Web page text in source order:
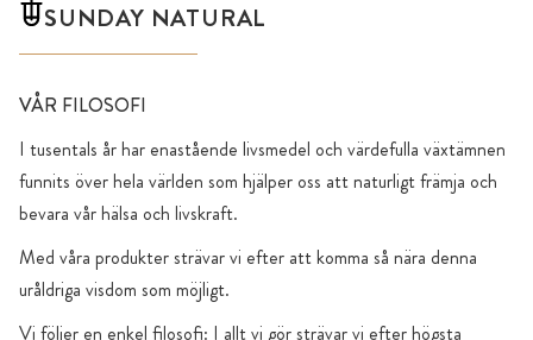
SUNDAY NATURAL
VÅR FILOSOFI
I tusentals år har enastående livsmedel och värdefulla växtämnen
funnits över hela världen som hjälper oss att naturligt främja och
bevara vår hälsa och livskraft.
Med våra produkter strävar vi efter att komma så nära denna
uråldriga visdom som möjligt.
Vi följer en enkel filosofi: I allt vi gör strävar vi efter högsta